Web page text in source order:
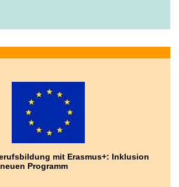
mit Erasmus+: Inklusion
Programm